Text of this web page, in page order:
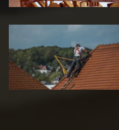
Urgence fuite
de toiture 39
Jura